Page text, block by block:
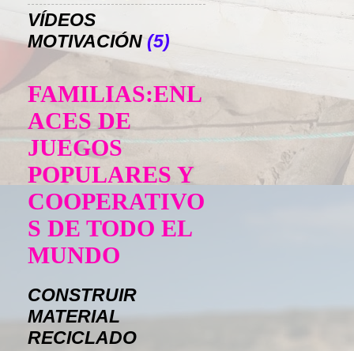
VÍDEOS
MOTIVACIÓN (5)
FAMILIAS:ENL
ACES DE
JUEGOS
POPULARES Y
COOPERATIVO
S DE TODO EL
MUNDO
CONSTRUIR
MATERIAL
RECICLADO